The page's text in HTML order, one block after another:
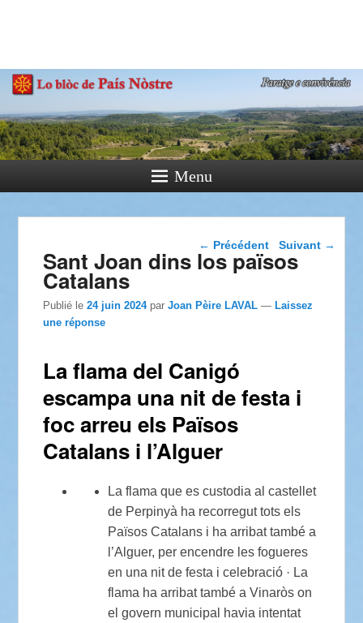
Paratge e Convivència
Menu
Navigation dans les
articles
← Précédent Suivant →
Sant Joan dins los països
Catalans
Publié le24 juin 2024 parJoan Pèire LAVAL —Laissez
une réponse
La flama del Canigó
escampa una nit de festa i
foc arreu els Països
Catalans i l’Alguer
La flama que es custodia al castellet
de Perpinyà ha recorregut tots els
Països Catalans i ha arribat també a
l’Alguer, per encendre les fogueres
en una nit de festa i celebració · La
flama ha arribat també a Vinaròs on
el govern municipal havia intentat